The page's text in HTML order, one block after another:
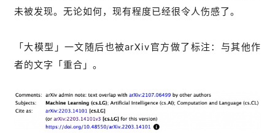
未被发现。无论如何，现有程度已经很令人伤感了。
「大模型」一文随后也被arXiv官方做了标注：与其他作
者的文字「重合」。